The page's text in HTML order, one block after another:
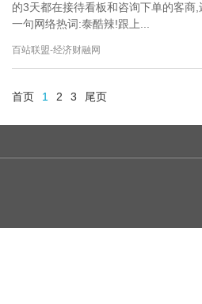
的3天都在接待看板和咨询下单的客
一句网络热词:泰酷辣!跟上...
百站联盟-经济财融网
首页 1 2 3 尾页